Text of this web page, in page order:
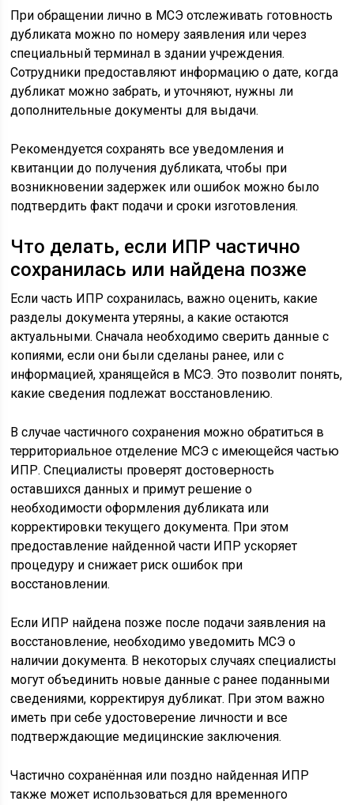
При обращении лично в МСЭ отслеживать готовность
дубликата можно по номеру заявления или через
специальный терминал в здании учреждения.
Сотрудники предоставляют информацию о дате, когда
дубликат можно забрать, и уточняют, нужны ли
дополнительные документы для выдачи.
Рекомендуется сохранять все уведомления и
квитанции до получения дубликата, чтобы при
возникновении задержек или ошибок можно было
подтвердить факт подачи и сроки изготовления.
Что делать, если ИПР частично
сохранилась или найдена позже
Если часть ИПР сохранилась, важно оценить, какие
разделы документа утеряны, а какие остаются
актуальными. Сначала необходимо сверить данные с
копиями, если они были сделаны ранее, или с
информацией, хранящейся в МСЭ. Это позволит понять,
какие сведения подлежат восстановлению.
В случае частичного сохранения можно обратиться в
территориальное отделение МСЭ с имеющейся частью
ИПР. Специалисты проверят достоверность
оставшихся данных и примут решение о
необходимости оформления дубликата или
корректировки текущего документа. При этом
предоставление найденной части ИПР ускоряет
процедуру и снижает риск ошибок при
восстановлении.
Если ИПР найдена позже после подачи заявления на
восстановление, необходимо уведомить МСЭ о
наличии документа. В некоторых случаях специалисты
могут объединить новые данные с ранее поданными
сведениями, корректируя дубликат. При этом важно
иметь при себе удостоверение личности и все
подтверждающие медицинские заключения.
Частично сохранённая или поздно найденная ИПР
также может использоваться для временного